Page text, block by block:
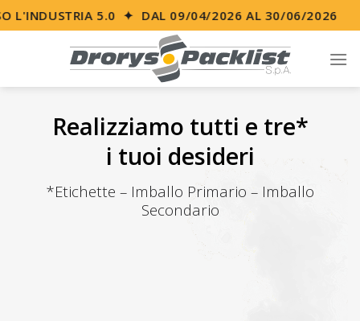
Skip
to L'INDUSTRIA 5.0 ✦ DAL 09/04/2026 AL 30/06/2026
Realizziamo tutti e tre*
i tuoi desideri
*Etichette – Imballo Primario – Imballo
Secondario